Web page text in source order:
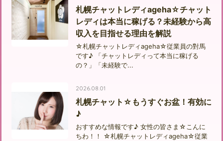
札幌チャットレディageha☆チャット
レディは本当に稼げる？未経験から高
収入を目指せる理由を解説
☆札幌チャットレディageha☆従業員の對馬
です♪ 「チャットレディって本当に稼げる
の？」「未経験で...
2026.08.01
札幌チャット☆もうすぐお盆！有効に
♪
おすすめな情報です♪ 女性の皆さま☆こんに
ちわ！！ ☆札幌チャットレディageha☆従業